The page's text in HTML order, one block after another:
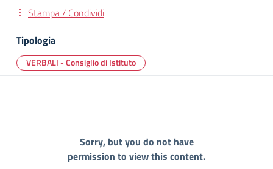
Stampa / Condividi
Tipologia
VERBALI - Consiglio di Istituto
Sorry, but you do not have
permission to view this content.